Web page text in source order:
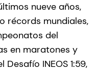
nueve años,
récords mundiales,
del
en maratones y
INEOS 1:59,